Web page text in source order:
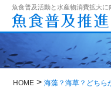
魚食普及活動と水産物消費拡大に
HOME >海藻？海草？どち